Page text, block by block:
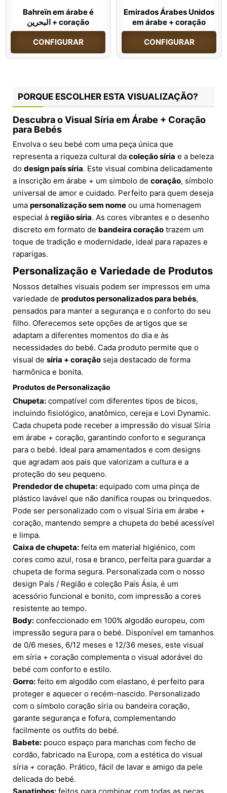
Bahreïn em árabe é
البحرين + coração
CONFIGURAR
Emirados Árabes Unidos
em árabe + coração
CONFIGURAR
PORQUE ESCOLHER ESTA VISUALIZAÇÃO?
Descubra o Visual Síria em Árabe + Coração
para Bebés
Envolva o seu bebé com uma peça única que
representa a riqueza cultural da coleção síria e a beleza
do design país síria. Este visual combina delicadamente
a inscrição em árabe + um símbolo de coração, símbolo
universal de amor e cuidado. Perfeito para quem deseja
uma personalização sem nome ou uma homenagem
especial à região síria. As cores vibrantes e o desenho
discreto em formato de bandeira coração trazem um
toque de tradição e modernidade, ideal para rapazes e
raparigas.
Personalização e Variedade de Produtos
Nossos detalhes visuais podem ser impressos em uma
variedade de produtos personalizados para bebés,
pensados para manter a segurança e o conforto do seu
filho. Oferecemos sete opções de artigos que se
adaptam a diferentes momentos do dia e às
necessidades do bebé. Cada produto permite que o
visual de síria + coração seja destacado de forma
harmônica e bonita.
Produtos de Personalização
Chupeta: compatível com diferentes tipos de bicos,
incluindo fisiológico, anatômico, cereja e Lovi Dynamic.
Cada chupeta pode receber a impressão do visual Síria
em árabe + coração, garantindo conforto e segurança
para o bebé. Ideal para amamentados e com designs
que agradam aos pais que valorizam a cultura e a
proteção do seu pequeno.
Prendedor de chupeta: equipado com uma pinça de
plástico lavável que não danifica roupas ou brinquedos.
Pode ser personalizado com o visual Síria em árabe +
coração, mantendo sempre a chupeta do bebé acessível
e limpa.
Caixa de chupeta: feita em material higiénico, com
cores como azul, rosa e branco, perfeita para guardar a
chupeta de forma segura. Personalizada com o nosso
design País / Região e coleção País Ásia, é um
acessório funcional e bonito, com impressão a cores
resistente ao tempo.
Body: confeccionado em 100% algodão europeu, com
impressão segura para o bebé. Disponível em tamanhos
de 0/6 meses, 6/12 meses e 12/36 meses, este visual
em síria + coração complementa o visual adorável do
bebé com conforto e estilo.
Gorro: feito em algodão com elastano, é perfeito para
proteger e aquecer o recém-nascido. Personalizado
com o símbolo coração síria ou bandeira coração,
garante segurança e fofura, complementando
facilmente os outfits do bebé.
Babete: pouco espaço para manchas com fecho de
cordão, fabricado na Europa, com a estética do visual
síria + coração. Prático, fácil de lavar e amigo da pele
delicada do bebé.